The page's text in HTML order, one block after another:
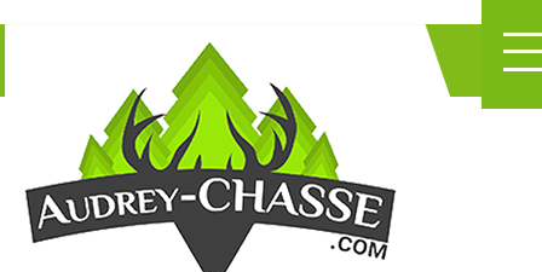
NE PERDEZ PLUS
DE TEMPS